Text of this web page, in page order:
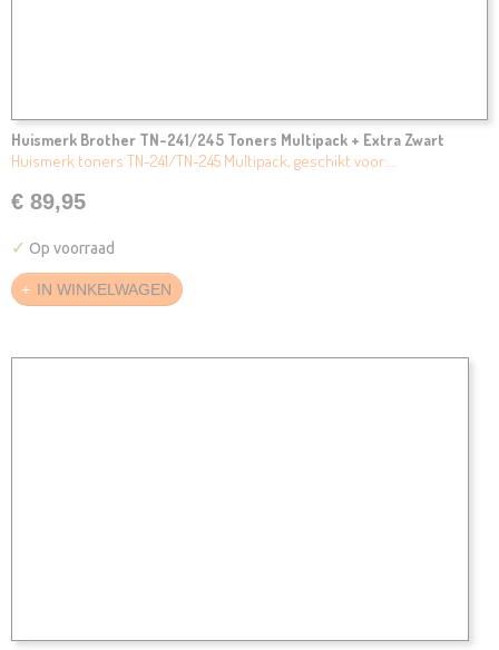
Huismerk Brother TN-241/245 Toners Multipack + Extra Zwart
Huismerk toners TN-241/TN-245 Multipack, geschikt voor:…
€ 89,95
✓ Op voorraad
IN WINKELWAGEN